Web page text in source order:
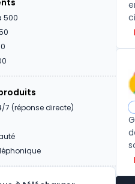
500
7 (réponse directe)